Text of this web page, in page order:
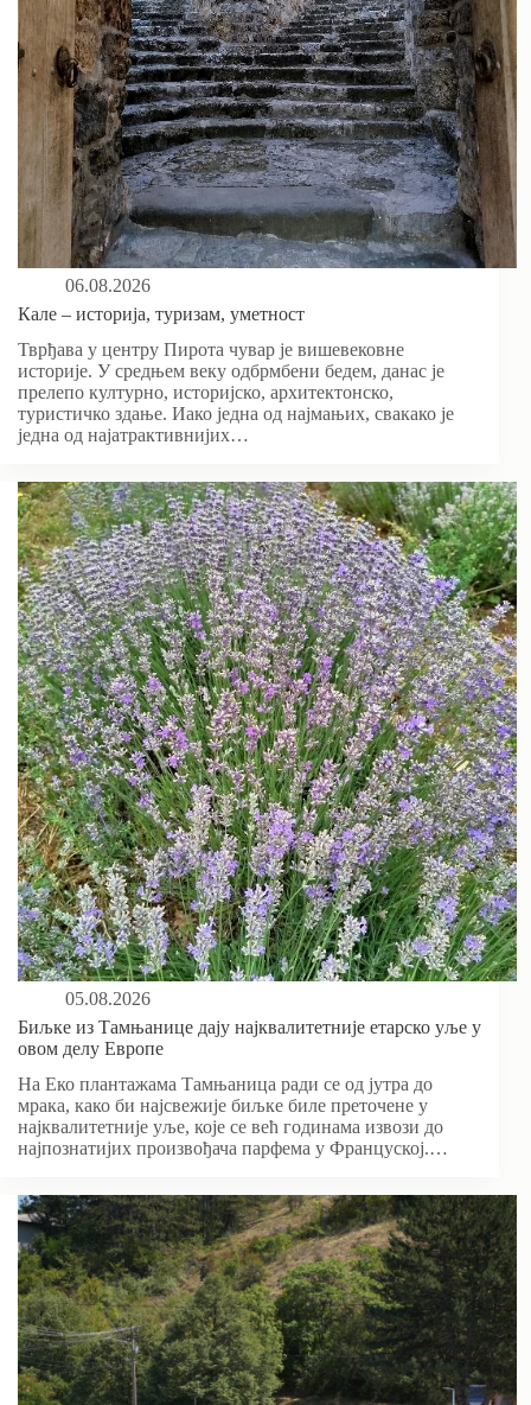
06.08.2026
Кале – историја, туризам, уметност
Тврђава у центру Пирота чувар је вишевековне
историје. У средњем веку одбрмбени бедем, данас је
прелепо културно, историјско, архитектонско,
туристичко здање. Иако једна од најмањих, свакако је
једна од најатрактивнијих…
05.08.2026
Биљке из Тамњанице дају најквалитетније етарско уље у
овом делу Европе
На Еко плантажама Тамњаница ради се од јутра до
мрака, како би најсвежије биљке биле преточене у
најквалитетније уље, које се већ годинама извози до
најпознатијих произвођача парфема у Француској.…